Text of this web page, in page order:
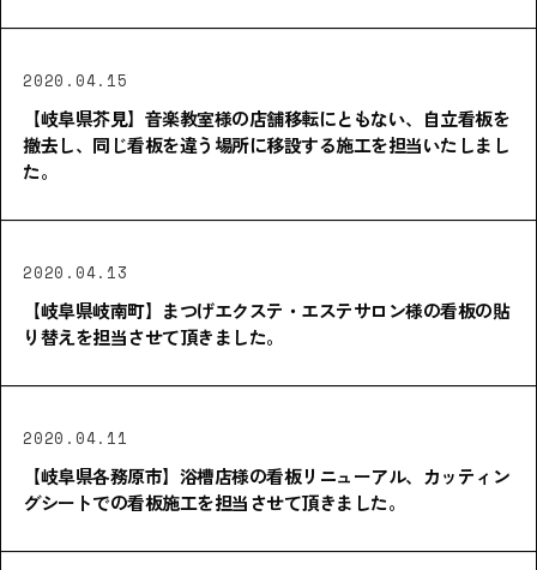
2020.04.15
【岐阜県芥見】音楽教室様の店舗移転にともない、自立看板を
撤去し、同じ看板を違う場所に移設する施工を担当いたしまし
た。
2020.04.13
【岐阜県岐南町】まつげエクステ・エステサロン様の看板の貼
り替えを担当させて頂きました。
2020.04.11
【岐阜県各務原市】浴槽店様の看板リニューアル、カッティン
グシートでの看板施工を担当させて頂きました。